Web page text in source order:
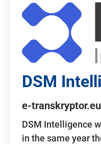
DSM
e-transkryptor.eu
DSM Intelligence
in the same year